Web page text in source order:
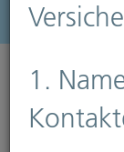
Menü
1.